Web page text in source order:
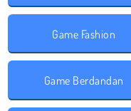
Game Fashion
Game Berdandan